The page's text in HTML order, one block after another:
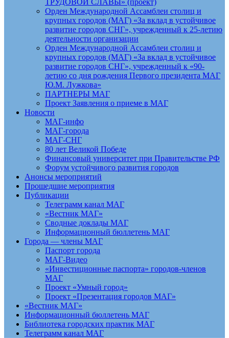
Орден Международной Ассамблеи столиц и
крупных городов (МАГ) «За вклад в устойчивое
развитие городов СНГ», учрежденный к 25-летию
деятельности организации
Орден Международной Ассамблеи столиц и
крупных городов (МАГ) «За вклад в устойчивое
развитие городов СНГ», учрежденный к «90-
летию со дня рождения Первого президента МАГ
Ю.М. Лужкова»
ПАРТНЕРЫ МАГ
Проект Заявления о приеме в МАГ
Новости
МАГ-инфо
МАГ-города
МАГ-СНГ
80 лет Великой Победе
Финансовый университет при Правительстве РФ
Форум устойчивого развития городов
Анонсы мероприятий
Прошедшие мероприятия
Публикации
Телеграмм канал МАГ
«Вестник МАГ»
Сводные доклады МАГ
Информационный бюллетень МАГ
Города — члены МАГ
Паспорт города
МАГ-Видео
«Инвестиционные паспорта» городов-членов
МАГ
Проект «Умный город»
Проект «Презентация городов МАГ»
«Вестник МАГ»
Информационный бюллетень МАГ
Библиотека городских практик МАГ
Телеграмм канал МАГ